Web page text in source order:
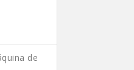
de